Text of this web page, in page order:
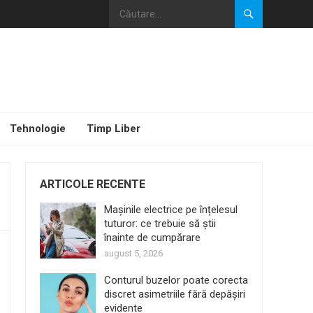
Tehnologie Timp Liber
ARTICOLE RECENTE
Mașinile electrice pe înțelesul
tuturor: ce trebuie să știi
înainte de cumpărare
august 5, 2026
Conturul buzelor poate corecta
discret asimetriile fără depășiri
evidente